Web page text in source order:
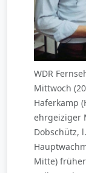
WDR
Mittwoch
Haferkamp
ehrgeiziger
Dobschütz,
Mitte)